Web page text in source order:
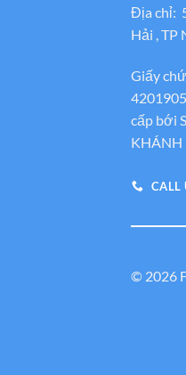
Địa chỉ:
Hải , TP
Giấy
cấp bới
KHÁNH
CALL
© 2026